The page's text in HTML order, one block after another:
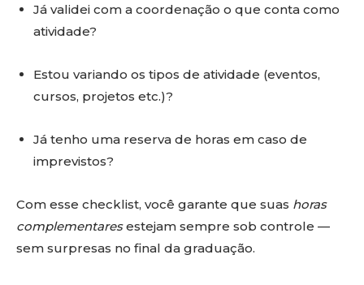
Já validei com a coordenação o que conta como
atividade?
Estou variando os tipos de atividade (eventos,
cursos, projetos etc.)?
Já tenho uma reserva de horas em caso de
imprevistos?
Com esse checklist, você garante que suas horas
complementaresestejam sempre sob controle —
sem surpresas no final da graduação.